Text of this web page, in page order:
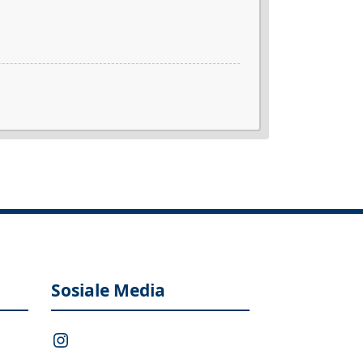
Sosiale Media
Instagram